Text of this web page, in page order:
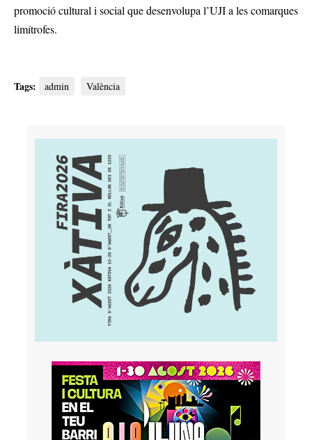
promoció cultural i social que desenvolupa l’UJI a les comarques
limítrofes.
Tags: admin València